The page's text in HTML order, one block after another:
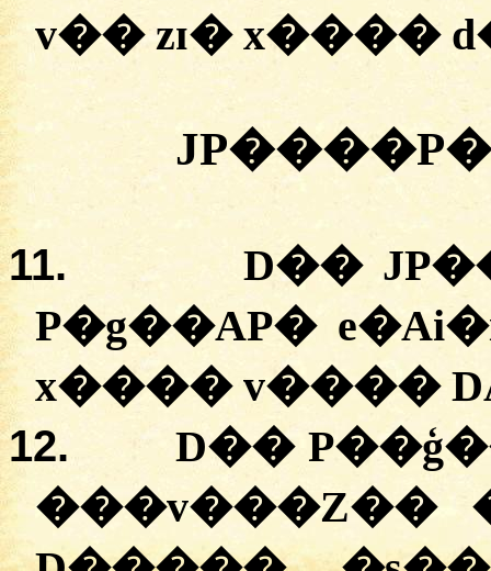
v�� zɪ� x����
11.
D��
P�g��AP�
x���� v����
12. D��
���v���Z��